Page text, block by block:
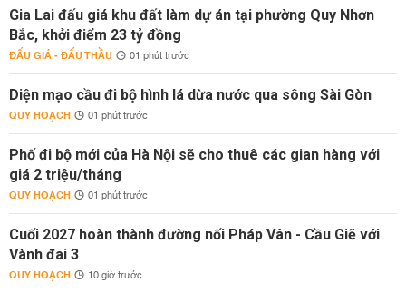
Gia Lai đấu giá khu đất làm dự án tại phường Quy Nhơn
Bắc, khởi điểm 23 tỷ đồng
ĐẤU GIÁ - ĐẤU THẦU 01 phút trước
Diện mạo cầu đi bộ hình lá dừa nước qua sông Sài Gòn
QUY HOẠCH 01 phút trước
Phố đi bộ mới của Hà Nội sẽ cho thuê các gian hàng với
giá 2 triệu/tháng
QUY HOẠCH 01 phút trước
Cuối 2027 hoàn thành đường nối Pháp Vân - Cầu Giẽ với
Vành đai 3
QUY HOẠCH 10 giờ trước